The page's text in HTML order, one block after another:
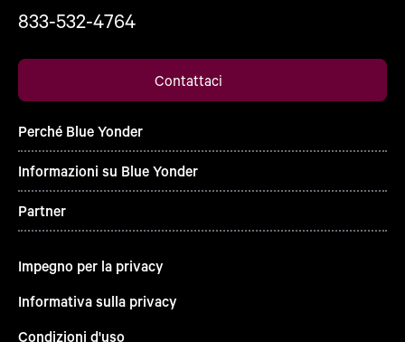
833-532-4764
Contattaci
Perché Blue Yonder
Informazioni su Blue Yonder
Partner
Impegno per la privacy
Informativa sulla privacy
Condizioni d'uso